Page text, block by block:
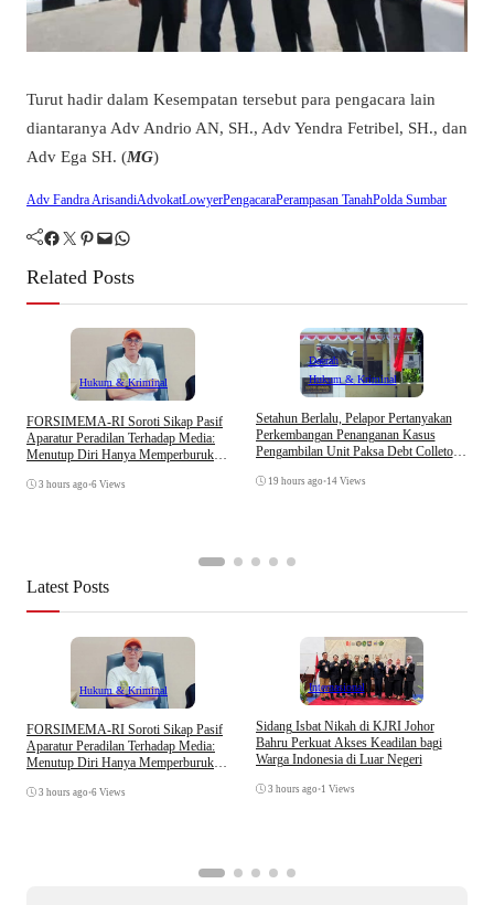
Turut hadir dalam Kesempatan tersebut para pengacara lain
diantaranya Adv Andrio AN, SH., Adv Yendra Fetribel, SH., dan
Adv Ega SH. (MG)
Adv Fandra ArisandiAdvokatLowyerPengacaraPerampasan TanahPolda Sumbar
Facebook Twitter Pinterest Mail WhatsApp
Related Posts
Hukum & Kriminal
​FORSIMEMA-RI Soroti Sikap Pasif
Aparatur Peradilan Terhadap Media:
Menutup Diri Hanya Memperburuk
3 hours ago •6 Views
Daerah
Hukum & Kriminal
Setahun Berlalu, Pelapor Pertanyakan
Perkembangan Penanganan Kasus
Pengambilan Unit Paksa Debt Colletor
19 hours ago •14 Views
Latest Posts
Hukum & Kriminal
​FORSIMEMA-RI Soroti Sikap Pasif
Aparatur Peradilan Terhadap Media:
Menutup Diri Hanya Memperburuk
3 hours ago •6 Views
Internasional
Sidang Isbat Nikah di KJRI Johor
Bahru Perkuat Akses Keadilan bagi
Warga Indonesia di Luar Negeri
3 hours ago •1 Views